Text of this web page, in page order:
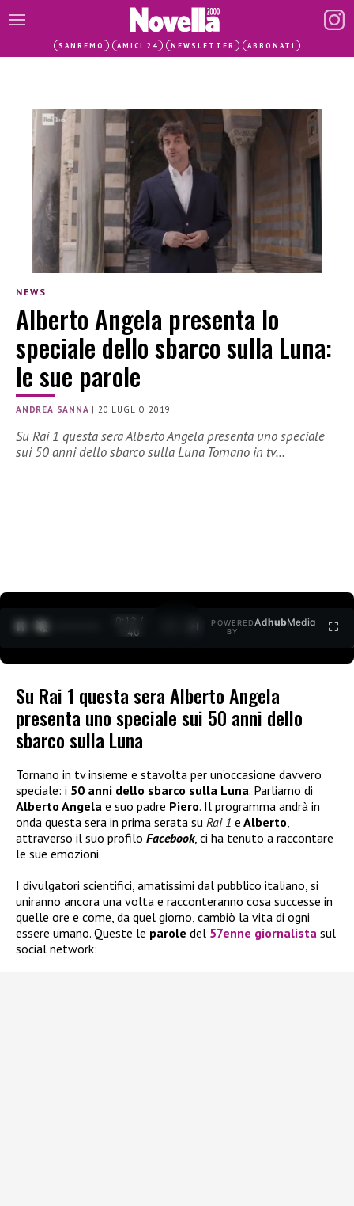
SANREMO AMICI 24 NEWSLETTER ABBONATI
NEWS
Alberto Angela presenta lo
speciale dello sbarco sulla Luna:
le sue parole
ANDREA SANNA |20 LUGLIO 2019
Su Rai 1 questa sera Alberto Angela presenta uno speciale
sui 50 anni dello sbarco sulla Luna Tornano in tv…
0:13 /
1:40
POWERED
BY
AdhubMedia
Su Rai 1 questa sera Alberto Angela
presenta uno speciale sui 50 anni dello
sbarco sulla Luna
Tornano in tv insieme e stavolta per un’occasione davvero
speciale: i 50 anni dello sbarco sulla Luna. Parliamo di
Alberto Angela e suo padre Piero. Il programma andrà in
onda questa sera in prima serata su Rai 1 e Alberto,
attraverso il suo profilo Facebook, ci ha tenuto a raccontare
le sue emozioni.
I divulgatori scientifici, amatissimi dal pubblico italiano, si
uniranno ancora una volta e racconteranno cosa successe in
quelle ore e come, da quel giorno, cambiò la vita di ogni
essere umano. Queste le parole del 57enne giornalista sul
social network: